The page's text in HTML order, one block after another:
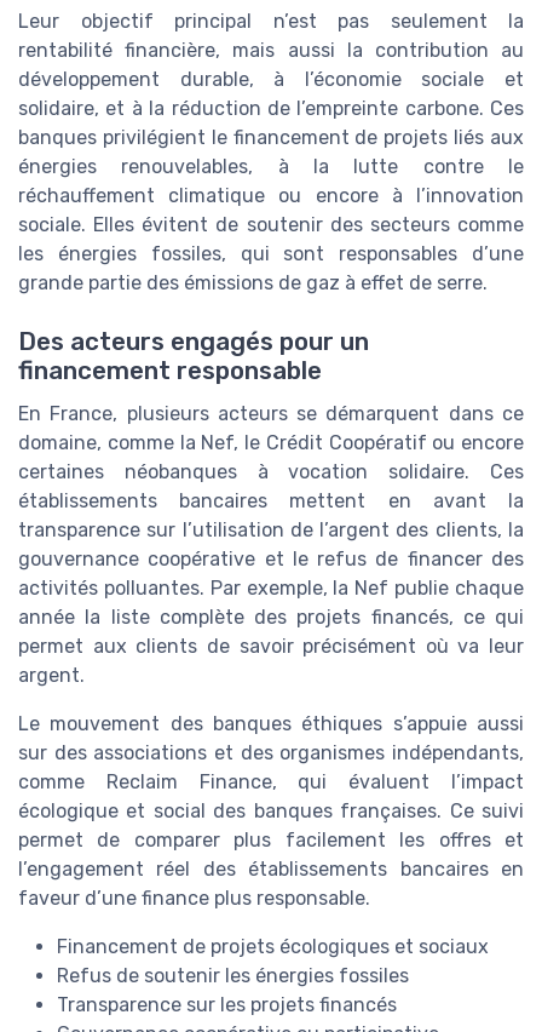
Leur objectif principal n’est pas seulement la
rentabilité financière, mais aussi la contribution au
développement durable, à l’économie sociale et
solidaire, et à la réduction de l’empreinte carbone. Ces
banques privilégient le financement de projets liés aux
énergies renouvelables, à la lutte contre le
réchauffement climatique ou encore à l’innovation
sociale. Elles évitent de soutenir des secteurs comme
les énergies fossiles, qui sont responsables d’une
grande partie des émissions de gaz à effet de serre.
Des acteurs engagés pour un
financement responsable
En France, plusieurs acteurs se démarquent dans ce
domaine, comme la Nef, le Crédit Coopératif ou encore
certaines néobanques à vocation solidaire. Ces
établissements bancaires mettent en avant la
transparence sur l’utilisation de l’argent des clients, la
gouvernance coopérative et le refus de financer des
activités polluantes. Par exemple, la Nef publie chaque
année la liste complète des projets financés, ce qui
permet aux clients de savoir précisément où va leur
argent.
Le mouvement des banques éthiques s’appuie aussi
sur des associations et des organismes indépendants,
comme Reclaim Finance, qui évaluent l’impact
écologique et social des banques françaises. Ce suivi
permet de comparer plus facilement les offres et
l’engagement réel des établissements bancaires en
faveur d’une finance plus responsable.
Financement de projets écologiques et sociaux
Refus de soutenir les énergies fossiles
Transparence sur les projets financés